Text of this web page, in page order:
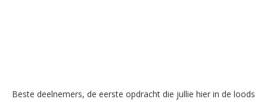
Beste deelnemers, de eerste opdracht die jullie hier in de loods